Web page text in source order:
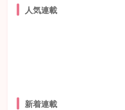
人気連載
新着連載